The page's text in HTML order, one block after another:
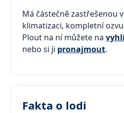
Má částečně zastřešenou
klimatizaci, kompletní
Plout na ní můžete na
nebo si ji pronajmout.
Fakta o lodi